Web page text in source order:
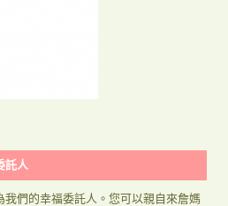
託人
們的幸福委託人。您可以親自來詹媽